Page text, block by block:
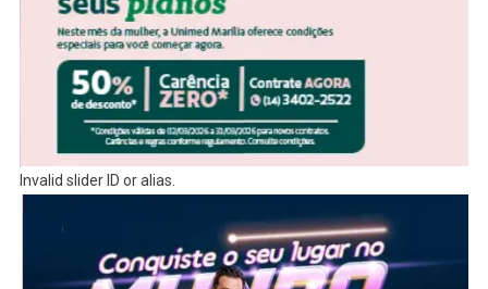
Invalid slider ID or alias.